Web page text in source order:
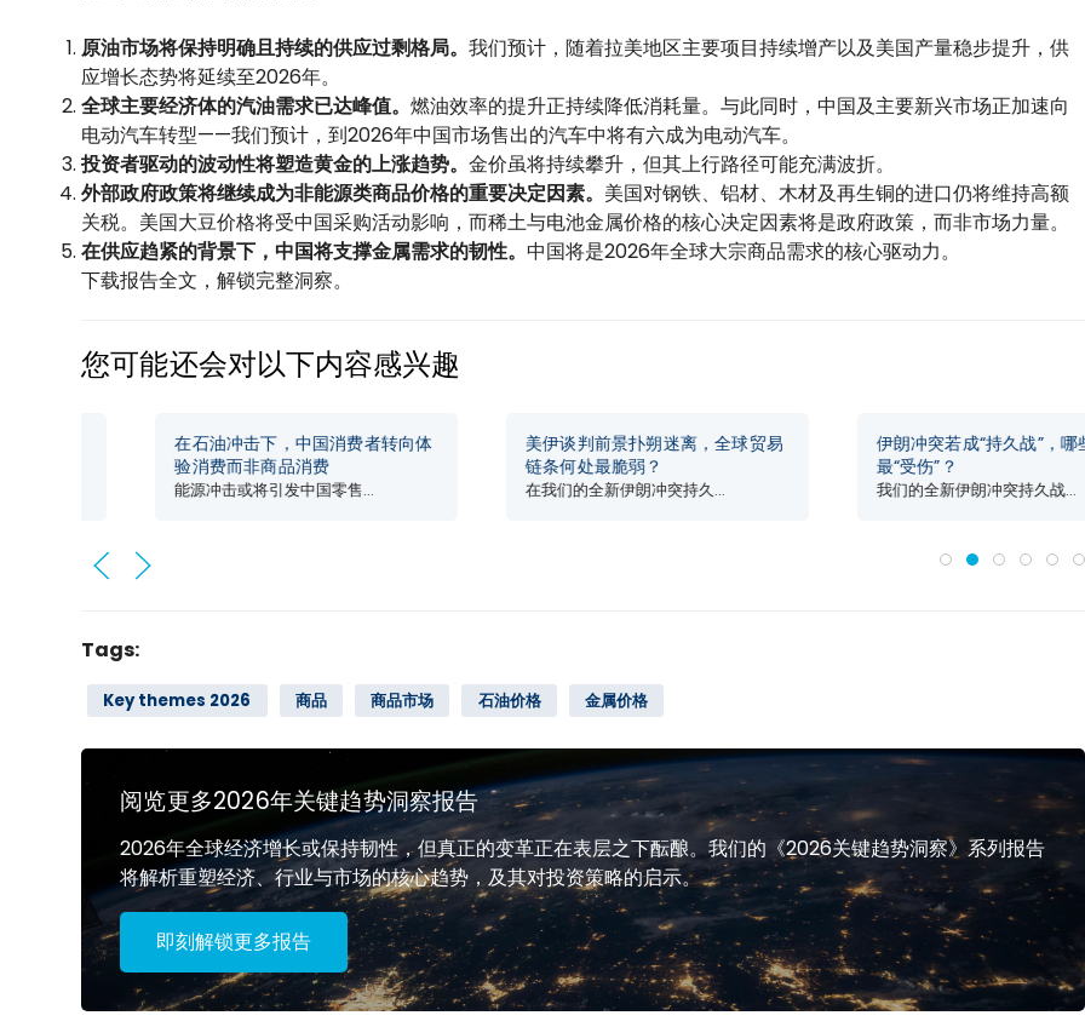
原油市场将保持明确且持续的供应过剩格局。我们预计，随着拉美地区主要项目持续增产以及美国产量稳步提升，供
应增长态势将延续至2026年。
全球主要经济体的汽油需求已达峰值。燃油效率的提升正持续降低消耗量。与此同时，中国及主要新兴市场正加速向
电动汽车转型——我们预计，到2026年中国市场售出的汽车中将有六成为电动汽车。
投资者驱动的波动性将塑造黄金的上涨趋势。金价虽将持续攀升，但其上行路径可能充满波折。
外部政府政策将继续成为非能源类商品价格的重要决定因素。 美国对钢铁、铝材、木材及再生铜的进口仍将维持高额
关税。美国大豆价格将受中国采购活动影响，而稀土与电池金属价格的核心决定因素将是政府政策，而非市场力量。
在供应趋紧的背景下，中国将支撑金属需求的韧性。中国将是2026年全球大宗商品需求的核心驱动力。
下载报告全文，解锁完整洞察。
您可能还会对以下内容感兴趣
在石油冲击下，中国消费者转向体
验消费而非商品消费
能源冲击或将引发中国零售...
美伊谈判前景扑朔迷离，全球贸易
链条何处最脆弱？
在我们的全新伊朗冲突持久...
伊朗冲突若成“持久战”，哪些行业
最“受伤”？
我们的全新伊朗冲突持久战...
Tags:
Key themes 2026 商品 商品市场 石油价格 金属价格
阅览更多2026年关键趋势洞察报告
2026年全球经济增长或保持韧性，但真正的变革正在表层之下酝酿。我们的《2026关键趋势洞察》系列报告
将解析重塑经济、行业与市场的核心趋势，及其对投资策略的启示。
即刻解锁更多报告